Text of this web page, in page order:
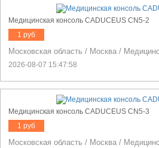
Медицинская консоль CADUCEUS CN5-2
1 руб
Московская область / Москва /
2026-08-07 15:47:58
Медицинская консоль CADUCEUS CN5-3
1 руб
Московская область / Москва /